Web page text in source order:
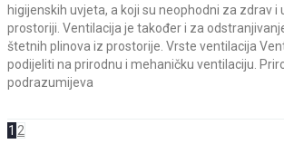
higijenskih uvjeta, a koji su neophodni za zdrav i
prostoriji. Ventilacija je također i za
štetnih plinova iz prostorije. Vrste ventilacija
podijeliti na prirodnu i mehaničku ventilaciju.
podrazumijeva
1 2